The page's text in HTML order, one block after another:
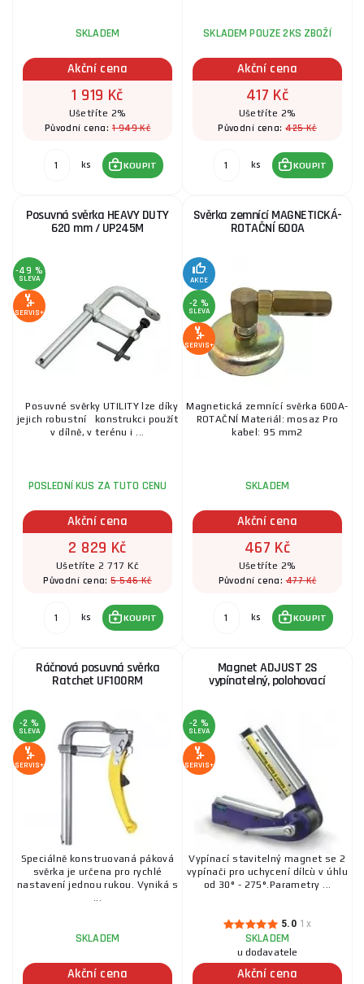
SKLADEM
Akční cena
1 919 Kč
Ušetříte 2%
Původní cena:1 949 Kč
ks KOUPIT
SKLADEM POUZE 2KS ZBOŽÍ
Akční cena
417 Kč
Ušetříte 2%
Původní cena:425 Kč
ks KOUPIT
Posuvná svěrka HEAVY DUTY
620 mm / UP245M
-49 %
SLEVA
SERVIS+
Posuvné svěrky UTILITY lze díky
jejich robustní konstrukci použít
v dílně, v terénu i ...
POSLEDNÍ KUS ZA TUTO CENU
Akční cena
2 829 Kč
Ušetříte 2 717 Kč
Původní cena:5 546 Kč
ks KOUPIT
Svěrka zemnící MAGNETICKÁ-
ROTAČNÍ 600A
AKCE
-2 %
SLEVA
SERVIS+
Magnetická zemnící svěrka 600A-
ROTAČNÍ Materiál: mosaz Pro
kabel: 95 mm2
SKLADEM
Akční cena
467 Kč
Ušetříte 2%
Původní cena:477 Kč
ks KOUPIT
Ráčnová posuvná svěrka
Ratchet UF100RM
-2 %
SLEVA
SERVIS+
Speciálně konstruovaná páková
svěrka je určena pro rychlé
nastavení jednou rukou. Vyniká s
...
SKLADEM
Akční cena
Magnet ADJUST 2S
vypínatelný, polohovací
-2 %
SLEVA
SERVIS+
Vypínací stavitelný magnet se 2
vypínači pro uchycení dílcù v úhlu
od 30° - 275°.Parametry ...
5.0 1x
SKLADEM
u dodavatele
Akční cena